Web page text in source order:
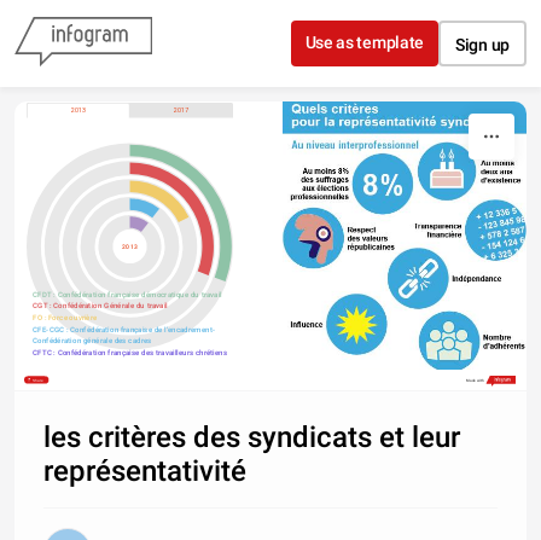
Skip to content
Use as template Sign up
2013 2017
2013
CFDT : Confédération française démocratique du travail
CGT : Confédération Générale du travail
FO : Force ouvrière
CFE-CGC : Confédération française de l'encadrement-
Confédération générale des cadres
CFTC : Confédération française des travailleurs chrétiens
Share Made with
les critères des syndicats et leur
représentativité